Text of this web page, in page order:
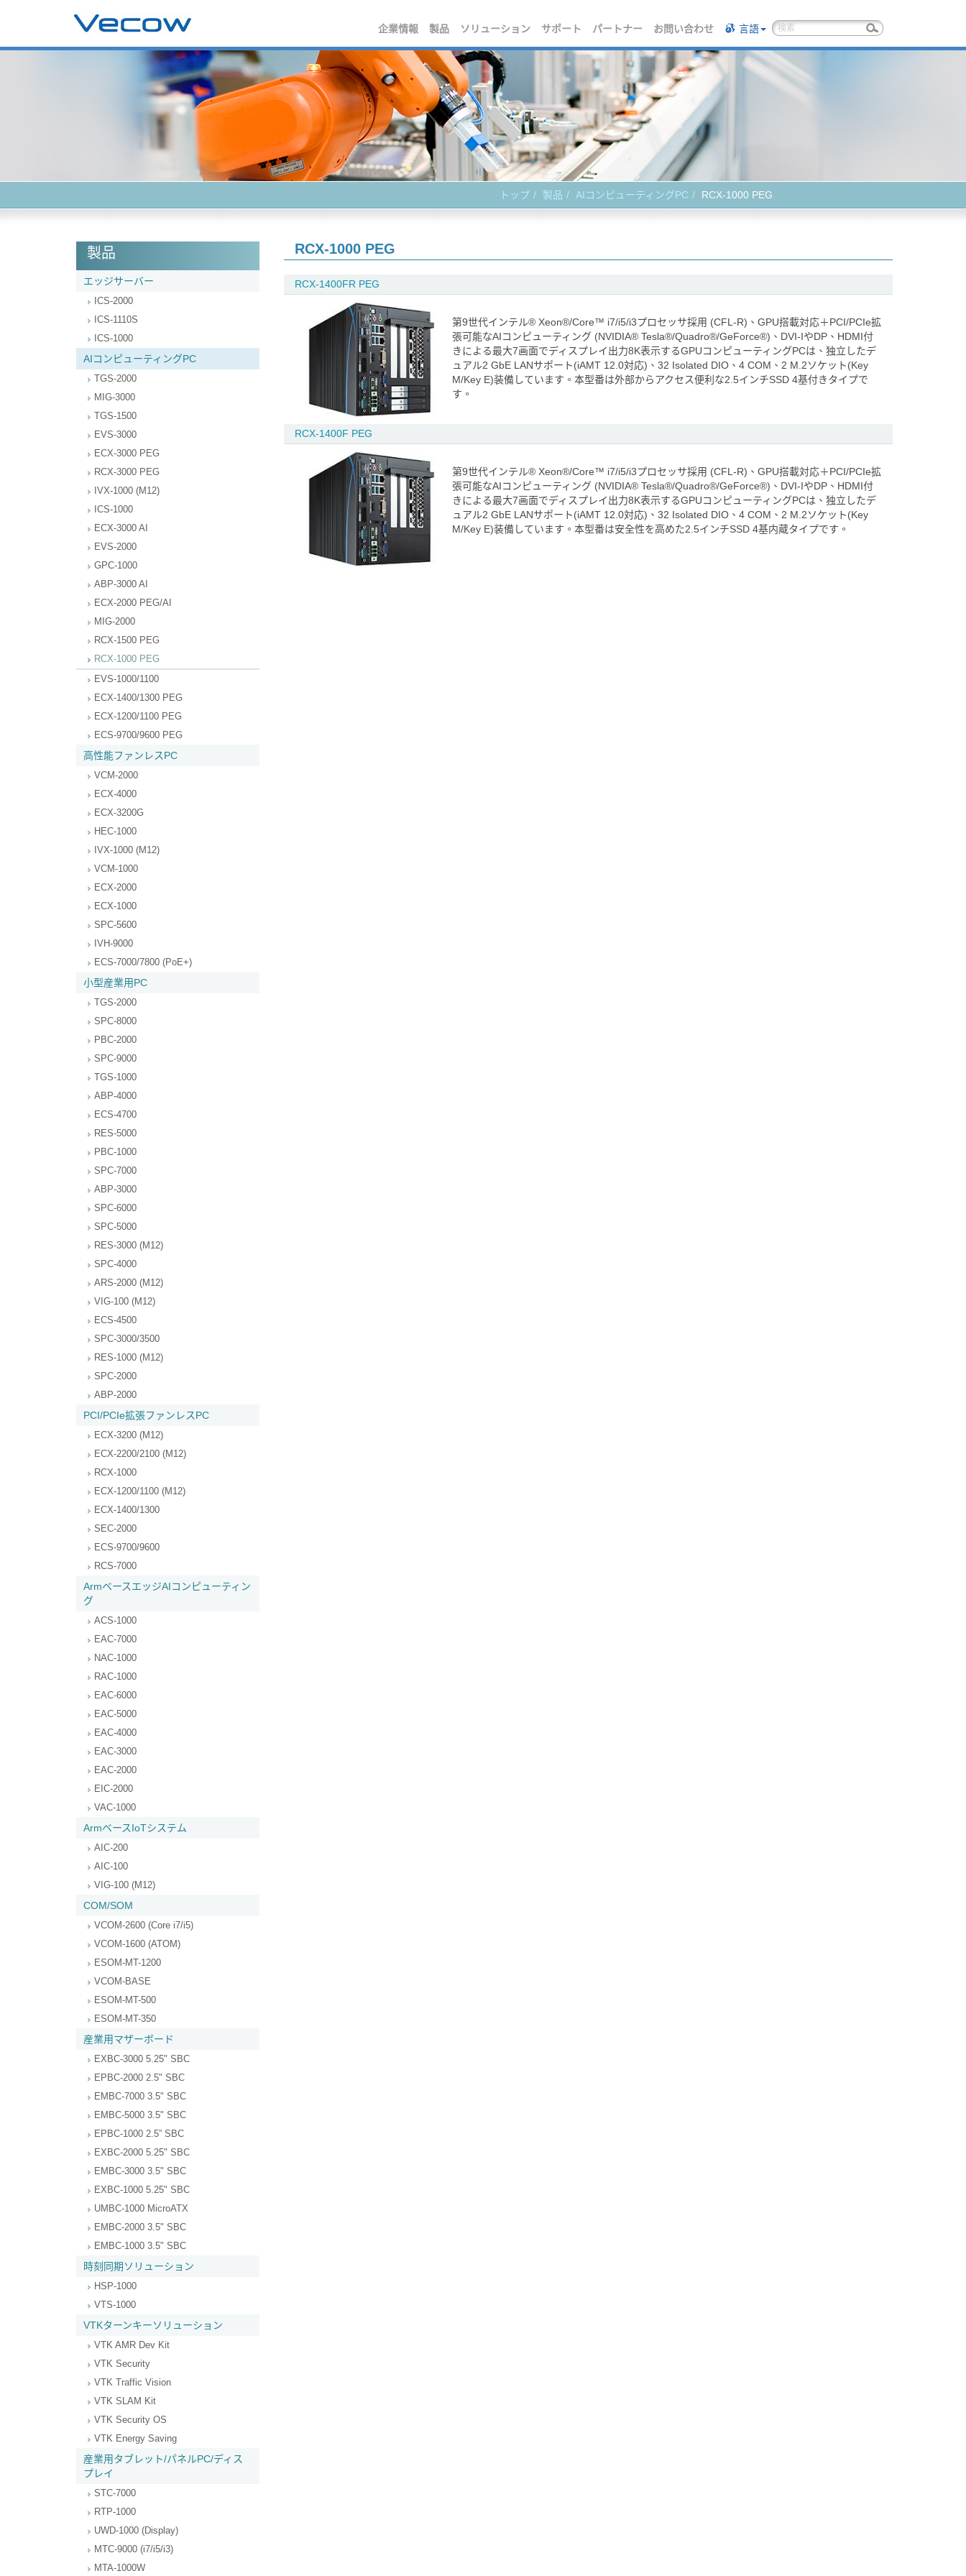
企業情報 製品 ソリューション サポート パートナー お問い合わせ 言語
トップ 製品 AIコンピューティングPC RCX-1000 PEG
製品
エッジサーバー
ICS-2000
ICS-1110S
ICS-1000
AIコンピューティングPC
TGS-2000
MIG-3000
TGS-1500
EVS-3000
ECX-3000 PEG
RCX-3000 PEG
IVX-1000 (M12)
ICS-1000
ECX-3000 AI
EVS-2000
GPC-1000
ABP-3000 AI
ECX-2000 PEG/AI
MIG-2000
RCX-1500 PEG
RCX-1000 PEG
EVS-1000/1100
ECX-1400/1300 PEG
ECX-1200/1100 PEG
ECS-9700/9600 PEG
高性能ファンレスPC
VCM-2000
ECX-4000
ECX-3200G
HEC-1000
IVX-1000 (M12)
VCM-1000
ECX-2000
ECX-1000
SPC-5600
IVH-9000
ECS-7000/7800 (PoE+)
小型産業用PC
TGS-2000
SPC-8000
PBC-2000
SPC-9000
TGS-1000
ABP-4000
ECS-4700
RES-5000
PBC-1000
SPC-7000
ABP-3000
SPC-6000
SPC-5000
RES-3000 (M12)
SPC-4000
ARS-2000 (M12)
VIG-100 (M12)
ECS-4500
SPC-3000/3500
RES-1000 (M12)
SPC-2000
ABP-2000
PCI/PCIe拡張ファンレスPC
ECX-3200 (M12)
ECX-2200/2100 (M12)
RCX-1000
ECX-1200/1100 (M12)
ECX-1400/1300
SEC-2000
ECS-9700/9600
RCS-7000
ArmベースエッジAIコンピューティン
グ
ACS-1000
EAC-7000
NAC-1000
RAC-1000
EAC-6000
EAC-5000
EAC-4000
EAC-3000
EAC-2000
EIC-2000
VAC-1000
ArmベースIoTシステム
AIC-200
AIC-100
VIG-100 (M12)
COM/SOM
VCOM-2600 (Core i7/i5)
VCOM-1600 (ATOM)
ESOM-MT-1200
VCOM-BASE
ESOM-MT-500
ESOM-MT-350
産業用マザーボード
EXBC-3000 5.25" SBC
EPBC-2000 2.5" SBC
EMBC-7000 3.5" SBC
EMBC-5000 3.5" SBC
EPBC-1000 2.5” SBC
EXBC-2000 5.25" SBC
EMBC-3000 3.5" SBC
EXBC-1000 5.25" SBC
UMBC-1000 MicroATX
EMBC-2000 3.5" SBC
EMBC-1000 3.5" SBC
時刻同期ソリューション
HSP-1000
VTS-1000
VTKターンキーソリューション
VTK AMR Dev Kit
VTK Security
VTK Traffic Vision
VTK SLAM Kit
VTK Security OS
VTK Energy Saving
産業用タブレット/パネルPC/ディス
プレイ
STC-7000
RTP-1000
UWD-1000 (Display)
MTC-9000 (i7/i5/i3)
MTA-1000W
RCX-1000 PEG
RCX-1400FR PEG
第9世代インテル® Xeon®/Core™ i7/i5/i3プロセッサ採用 (CFL-R)、GPU搭載対応＋PCI/PCIe拡
張可能なAIコンピューティング (NVIDIA® Tesla®/Quadro®/GeForce®)、DVI-IやDP、HDMI付
きによる最大7画面でディスプレイ出力8K表示するGPUコンピューティングPCは、独立したデ
ュアル2 GbE LANサポート(iAMT 12.0対応)、32 Isolated DIO、4 COM、2 M.2ソケット(Key
M/Key E)装備しています。本型番は外部からアクセス便利な2.5インチSSD 4基付きタイプで
す。
RCX-1400F PEG
第9世代インテル® Xeon®/Core™ i7/i5/i3プロセッサ採用 (CFL-R)、GPU搭載対応＋PCI/PCIe拡
張可能なAIコンピューティング (NVIDIA® Tesla®/Quadro®/GeForce®)、DVI-IやDP、HDMI付
きによる最大7画面でディスプレイ出力8K表示するGPUコンピューティングPCは、独立したデ
ュアル2 GbE LANサポート(iAMT 12.0対応)、32 Isolated DIO、4 COM、2 M.2ソケット(Key
M/Key E)装備しています。本型番は安全性を高めた2.5インチSSD 4基内蔵タイプです。